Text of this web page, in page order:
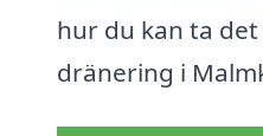
hur du kan ta
dränering i